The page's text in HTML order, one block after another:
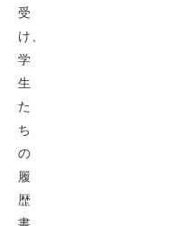
受
け、
学
生
た
ち
の
履
歴